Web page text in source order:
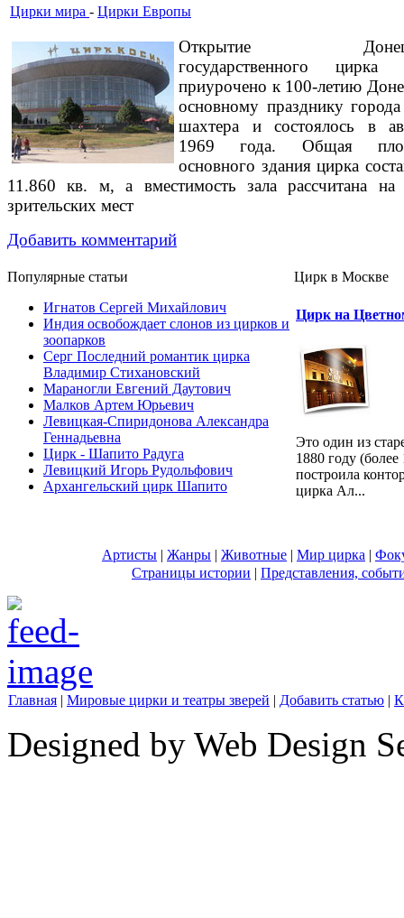
Цирки мира - Цирки Европы
Открытие
государственного цирка
приурочено к 100-летию
основному празднику
шахтера и состоялось в
1969 года. Общая
основного здания цирка
11.860 кв. м, а вместимость зала рассчитана на
зрительских мест
Добавить комментарий
Популярные cтатьи
Игнатов Сергей Михайлович
Индия освобождает слонов из цирков и
зоопарков
Серг Последний романтик цирка
Владимир Стихановский
Мараногли Евгений Даутович
Малков Артем Юрьевич
Левицкая-Спиридонова Александра
Геннадьевна
Цирк - Шапито Радуга
Левицкий Игорь Рудольфович
Архангельский цирк Шапито
Цирк в Москве
Цирк на
Это один из
1880 году (более
построила
цирка Ал...
Артисты | Жанры | Животные | Мир цирка |
Страницы истории | Представления,
Главная | Мировые цирки и театры зверей | Добавить статью |
Designed by Web Design